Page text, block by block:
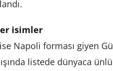
isimler
Napoli forması giyen
listede dünyaca